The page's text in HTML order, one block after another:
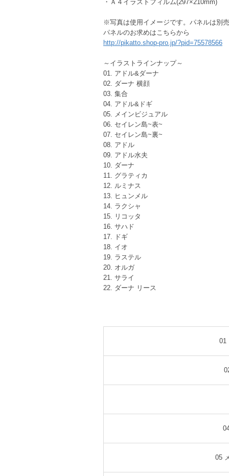
・Ａ４イラストフィルム(297×210mm)
※写真は使用イメージです。パネルは別
パネルのお求めはこちらから
http://pikatto.shop-pro.jp/?pid=75578566
～イラストラインナップ～
01. アドル&ダーナ
02. ダーナ 横顔
03. 集合
04. アドル&ドギ
05. メインビジュアル
06. セイレン島~表~
07. セイレン島~裏~
08. アドル
09. アドル水夫
10. ダーナ
11. グラティカ
12. ルミナス
13. ヒュンメル
14. ラクシャ
15. リコッタ
16. サハド
17. ドギ
18. イオ
19. ラステル
20. オルガ
21. サライ
22. ダーナ リース
01
05